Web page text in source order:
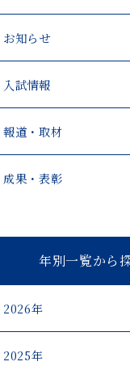
お知らせ
入試情報
報道・取材
成果・表彰
年別一覧から
2026年
2025年